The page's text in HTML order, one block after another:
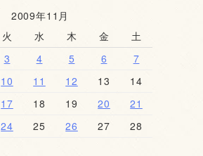
2009年11月
火 水 木 金
土
3 4 5 6
7
10 11 12 13
14
17 18 19 20
21
24 25 26 27
28